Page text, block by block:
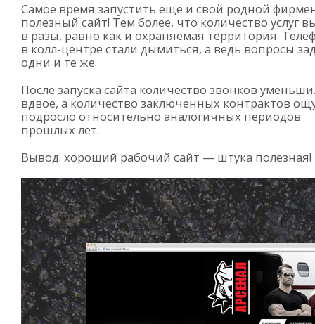
Самое время запустить еще и свой родной
полезный сайт! Тем более, что количество услуг
в разы, равно как и охраняемая территория.
в колл-центре стали дымиться, а ведь вопросы
одни и те же.
После запуска сайта количество звонков
вдвое, а количество заключенных контрактов
подросло относительно аналогичных периодов
прошлых лет.
Вывод: хороший рабочий сайт — штука полезная!